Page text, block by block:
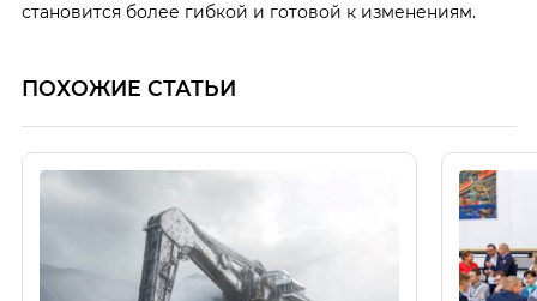
становится более гибкой и готовой к изменениям.
ПОХОЖИЕ СТАТЬИ